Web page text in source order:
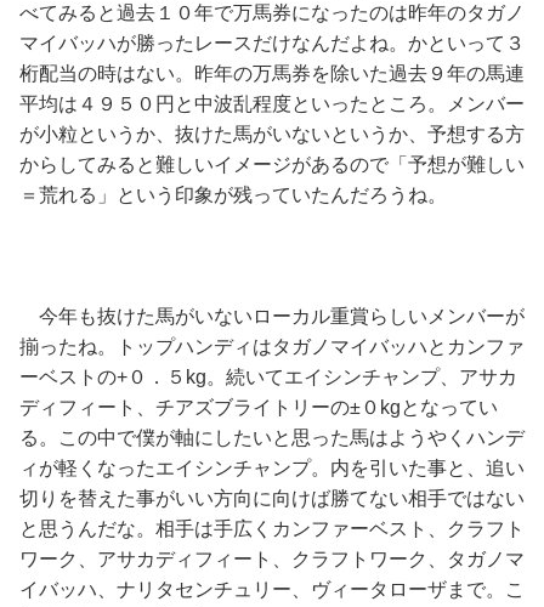
べてみると過去１０年で万馬券になったのは昨年のタガノ
マイバッハが勝ったレースだけなんだよね。かといって３
桁配当の時はない。昨年の万馬券を除いた過去９年の馬連
平均は４９５０円と中波乱程度といったところ。メンバー
が小粒というか、抜けた馬がいないというか、予想する方
からしてみると難しいイメージがあるので「予想が難しい
＝荒れる」という印象が残っていたんだろうね。
今年も抜けた馬がいないローカル重賞らしいメンバーが
揃ったね。トップハンディはタガノマイバッハとカンファ
ーベストの+０．５kg。続いてエイシンチャンプ、アサカ
ディフィート、チアズブライトリーの±０kgとなってい
る。この中で僕が軸にしたいと思った馬はようやくハンデ
ィが軽くなったエイシンチャンプ。内を引いた事と、追い
切りを替えた事がいい方向に向けば勝てない相手ではない
と思うんだな。相手は手広くカンファーベスト、クラフト
ワーク、アサカディフィート、クラフトワーク、タガノマ
イバッハ、ナリタセンチュリー、ヴィータローザまで。こ